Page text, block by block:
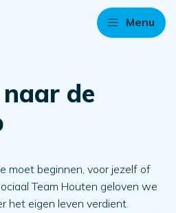
Menu
de
moet beginnen, voor jezelf of
Team Houten geloven we
het eigen leven verdient.